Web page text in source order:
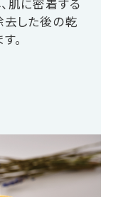
肌に密着する
去した後の乾
。